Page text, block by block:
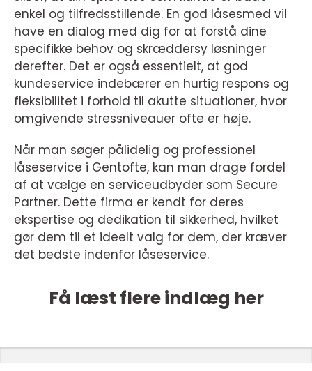
enkel og tilfredsstillende. En god låsesmed vil
have en dialog med dig for at forstå dine
specifikke behov og skræddersy løsninger
derefter. Det er også essentielt, at god
kundeservice indebærer en hurtig respons og
fleksibilitet i forhold til akutte situationer, hvor
omgivende stressniveauer ofte er høje.
Når man søger pålidelig og professionel
låseservice i Gentofte, kan man drage fordel
af at vælge en serviceudbyder som Secure
Partner. Dette firma er kendt for deres
ekspertise og dedikation til sikkerhed, hvilket
gør dem til et ideelt valg for dem, der kræver
det bedste indenfor låseservice.
Få læst flere indlæg her